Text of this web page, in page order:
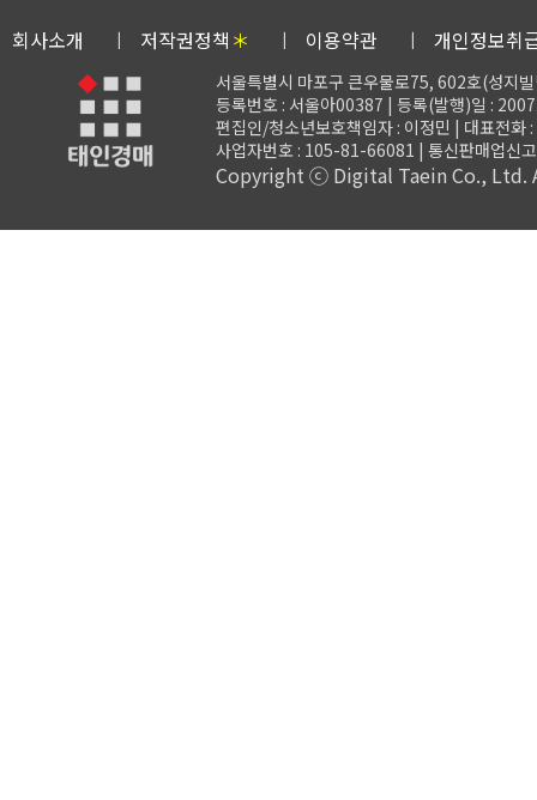
회사소개 저작권정책 ＊ 이용약관 개인정보취
서울특별시 마포구 큰우물로75, 602호(성지
등록번호 : 서울아00387 | 등록(발행)일 :
편집인/청소년보호책임자 : 이정민 | 대표전
사업자번호 : 105-81-66081 | 통신판매업
Copyright ⓒ Digital Taein Co., Ltd.